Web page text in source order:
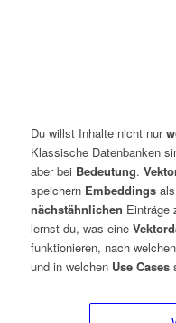
Du willst Inhalte nicht nur
Klassische Datenbanken
aber bei Bedeutung.
speichern Embeddingsals
nächstähnlichen Einträge
lernst du, was eine
funktionieren, nach welchen
und in welchen Use Cases